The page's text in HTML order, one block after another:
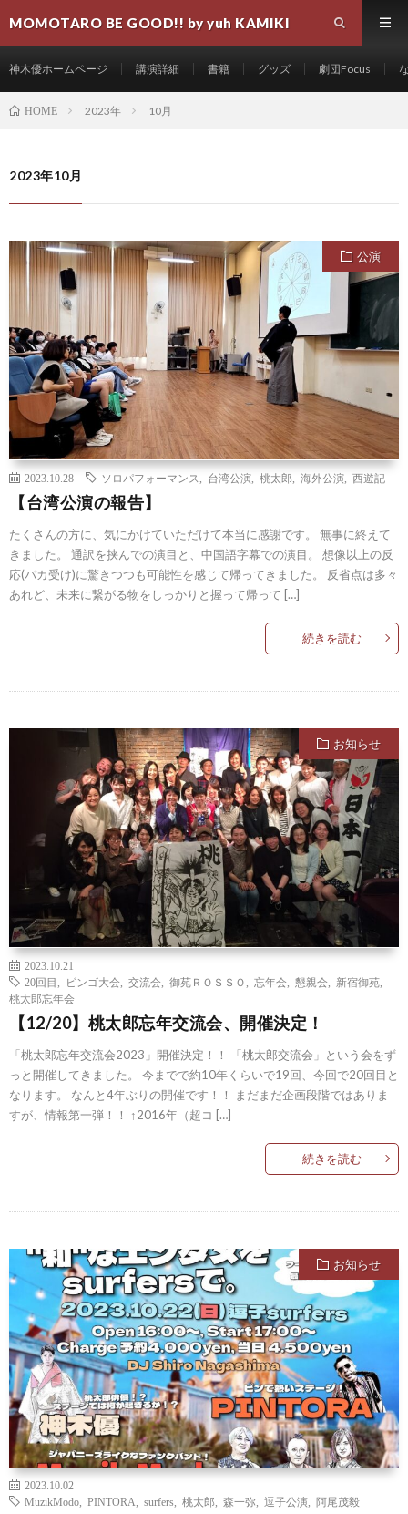
MOMOTARO BE GOOD!! by yuh KAMIKI
神木優ホームページ 講演詳細 書籍 グッズ 劇団Focus
HOME 2023年 10月
2023年10月
公演
2023.10.28 ソロパフォーマンス 台湾公演 桃太郎 海外公演 西遊記
【台湾公演の報告】
たくさんの方に、気にかけていただけて本当に感謝です。 無事に終えて
きました。 通訳を挟んでの演目と、中国語字幕での演目。 想像以上の反
応(バカ受け)に驚きつつも可能性を感じて帰ってきました。 反省点は多々
あれど、未来に繋がる物をしっかりと握って帰って […]
続きを読む
お知らせ
2023.10.21
20回目
ビンゴ大会 交流会 御苑ＲＯＳＳＯ 忘年会 懇親会 新宿御苑
桃太郎忘年会
【12/20】桃太郎忘年交流会、開催決定！
「桃太郎忘年交流会2023」開催決定！！ 「桃太郎交流会」という会をず
っと開催してきました。 今までで約10年くらいで19回、今回で20回目と
なります。 なんと4年ぶりの開催です！！ まだまだ企画段階ではありま
すが、情報第一弾！！ ↑2016年（超コ […]
続きを読む
お知らせ
2023.10.02
MuzikModo
PINTORA surfers 桃太郎 森一弥 逗子公演 阿尾茂毅